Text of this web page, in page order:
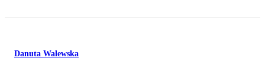
Danuta Walewska